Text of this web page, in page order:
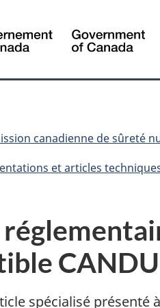
canadienne de sûreté
et articles
spécialisé présenté